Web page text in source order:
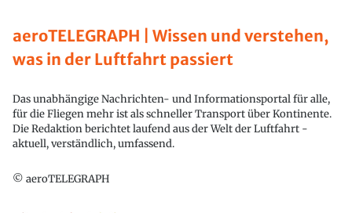
aeroTELEGRAPH | Wissen und verstehen,
was in der Luftfahrt passiert
Das unabhängige Nachrichten- und Informationsportal für alle,
für die Fliegen mehr ist als schneller Transport über Kontinente.
Die Redaktion berichtet laufend aus der Welt der Luftfahrt -
aktuell, verständlich, umfassend.
© aeroTELEGRAPH